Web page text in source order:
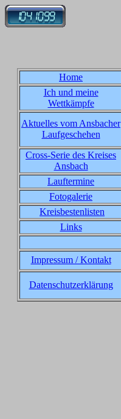
Home
Ich und meine
Wettkämpfe
Aktuelles vom Ansbacher
Laufgeschehen
Cross-Serie des Kreises
Ansbach
Lauftermine
Fotogalerie
Kreisbestenlisten
Links
Impressum / Kontakt
Datenschutzerklärung